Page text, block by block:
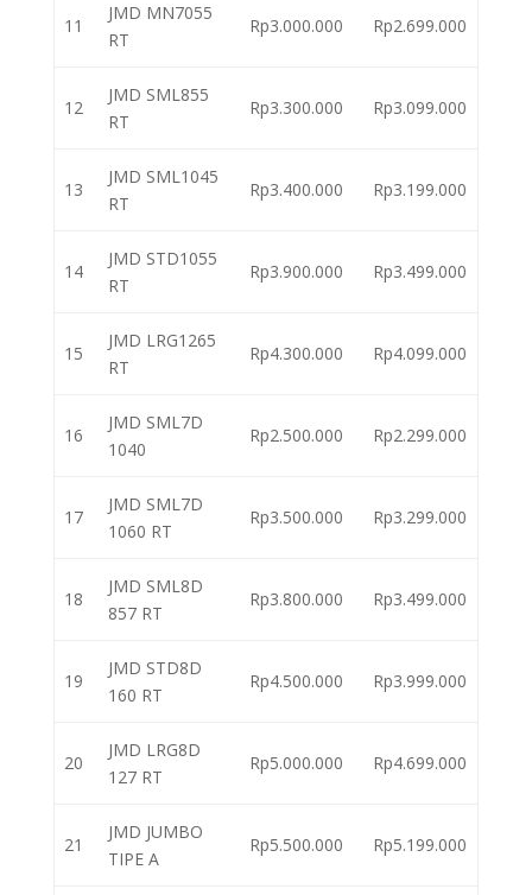
11
JMD MN7055
RT
Rp3.000.000 Rp2.699.000
12
JMD SML855
RT
Rp3.300.000 Rp3.099.000
13
JMD SML1045
RT
Rp3.400.000 Rp3.199.000
14
JMD STD1055
RT
Rp3.900.000 Rp3.499.000
15
JMD LRG1265
RT
Rp4.300.000 Rp4.099.000
16
JMD SML7D
1040
Rp2.500.000 Rp2.299.000
17
JMD SML7D
1060 RT
Rp3.500.000 Rp3.299.000
18
JMD SML8D
857 RT
Rp3.800.000 Rp3.499.000
19
JMD STD8D
160 RT
Rp4.500.000 Rp3.999.000
20
JMD LRG8D
127 RT
Rp5.000.000 Rp4.699.000
21
JMD JUMBO
TIPE A
Rp5.500.000 Rp5.199.000